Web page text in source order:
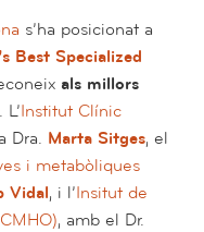
s’ha posicionat a
Best Specialized
als millors
. L’Institut Clínic
Dra. Marta Sitges, el
i metabòliques
Vidal, i l’Insitut de
, amb el Dr.